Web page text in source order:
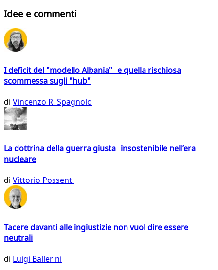
Idee e commenti
I deficit del "modello Albania" e quella rischiosa
scommessa sugli "hub"
di Vincenzo R. Spagnolo
La dottrina della guerra giusta insostenibile nell’era
nucleare
di Vittorio Possenti
Tacere davanti alle ingiustizie non vuol dire essere
neutrali
di Luigi Ballerini